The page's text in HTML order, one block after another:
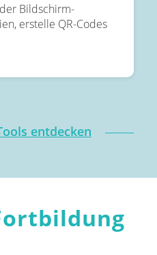
Bildschirm-
erstelle QR-Codes
entdecken